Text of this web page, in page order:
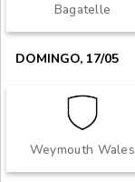
Bagatelle
DOMINGO, 17/05
Weymouth Wales